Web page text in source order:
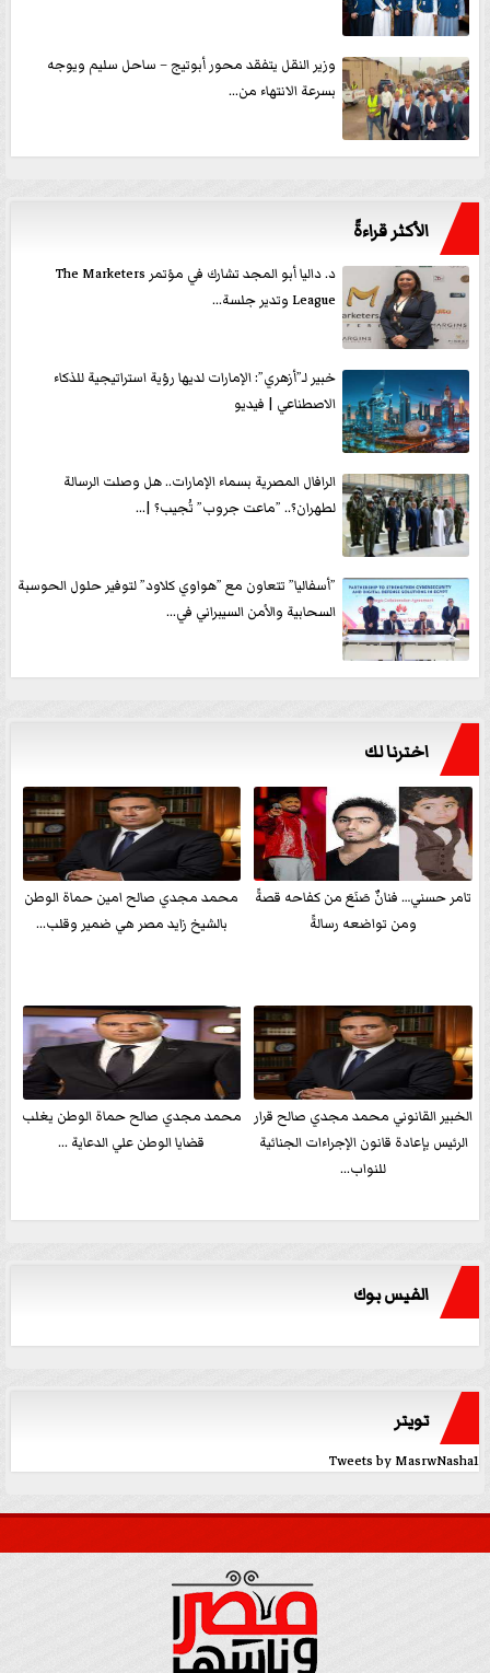
وزير النقل يتفقد محور أبوتيج – ساحل سليم ويوجه
بسرعة الانتهاء من...
الأكثر قراءةً
د. داليا أبو المجد تشارك في مؤتمر The Marketers
League وتدير جلسة...
خبير لـ”أزهري”: الإمارات لديها رؤية استراتيجية للذكاء
الاصطناعي | فيديو
الرافال المصرية بسماء الإمارات.. هل وصلت الرسالة
لطهران؟.. ”ماعت جروب” تُجيب؟ |...
”أسفاليا” تتعاون مع ”هواوي كلاود” لتوفير حلول الحوسبة
السحابية والأمن السيبراني في...
اخترنا لك
تامر حسني… فنانٌ صَنَعَ من كفاحه قصةً
ومن تواضعه رسالةً
محمد مجدي صالح امين حماة الوطن
بالشيخ زايد مصر هي ضمير وقلب...
الخبير القانوني محمد مجدي صالح قرار
الرئيس بإعادة قانون الإجراءات الجنائية
للنواب...
محمد مجدي صالح حماة الوطن يغلب
قضايا الوطن علي الدعاية ...
الفيس بوك
تويتر
Tweets by MasrwNasha1